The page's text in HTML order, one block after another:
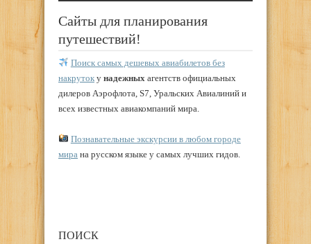
Сайты для планирования
путешествий!
Поиск самых дешевых авиабилетов без
накруток у надежных агентств официальных
дилеров Аэрофлота, S7, Уральских Авиалиний и
всех известных авиакомпаний мира.
Познавательные экскурсии в любом городе
мира на русском языке у самых лучших гидов.
ПОИСК